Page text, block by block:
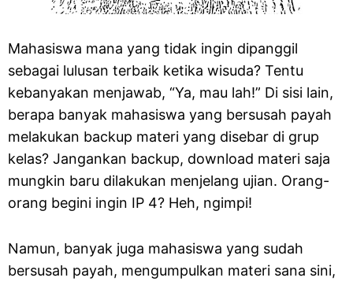
Mahasiswa mana yang tidak ingin dipanggil
sebagai lulusan terbaik ketika wisuda? Tentu
kebanyakan menjawab, “Ya, mau lah!” Di sisi lain,
berapa banyak mahasiswa yang bersusah payah
melakukan backup materi yang disebar di grup
kelas? Jangankan backup, download materi saja
mungkin baru dilakukan menjelang ujian. Orang-
orang begini ingin IP 4? Heh, ngimpi!
Namun, banyak juga mahasiswa yang sudah
bersusah payah, mengumpulkan materi sana sini,